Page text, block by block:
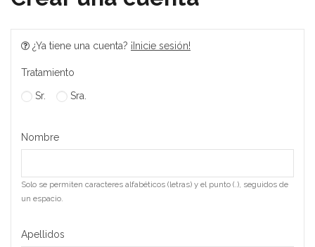
¿Ya tiene una cuenta? ¡Inicie sesión!
Tratamiento
Sr. Sra.
Nombre
Solo se permiten caracteres alfabéticos (letras) y el punto (.), seguidos de
un espacio.
Apellidos